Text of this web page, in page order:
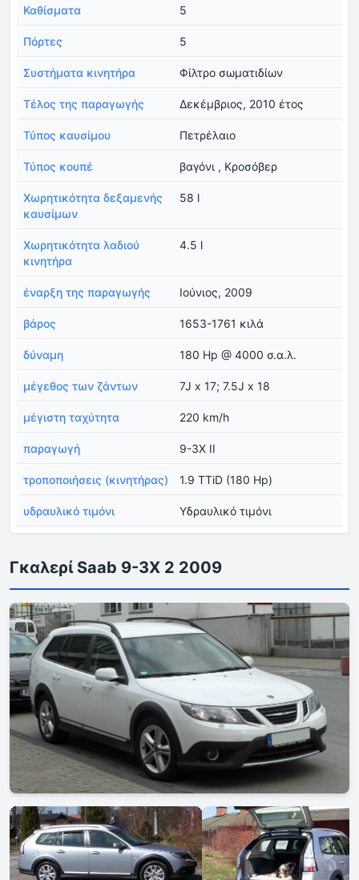
Καθίσματα 5
Πόρτες 5
Συστήματα κινητήρα Φίλτρο σωματιδίων
Τέλος της παραγωγής Δεκέμβριος, 2010 έτος
Τύπος καυσίμου Πετρέλαιο
Τύπος κουπέ βαγόνι , Κροσόβερ
Χωρητικότητα δεξαμενής
καυσίμων
58 l
Χωρητικότητα λαδιού
κινητήρα
4.5 l
έναρξη της παραγωγής Ιούνιος, 2009
βάρος 1653-1761 κιλά
δύναμη 180 Hp @ 4000 σ.α.λ.
μέγεθος των ζάντων 7J x 17; 7.5J x 18
μέγιστη ταχύτητα 220 km/h
παραγωγή 9-3X II
τροποποιήσεις (κινητήρας) 1.9 TTiD (180 Hp)
υδραυλικό τιμόνι Υδραυλικό τιμόνι
Γκαλερί Saab 9-3X 2 2009